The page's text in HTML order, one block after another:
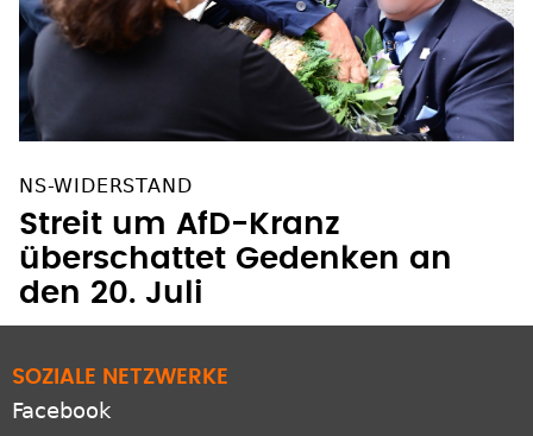
Streit um AfD-Kranz
überschattet Gedenken an
den 20. Juli
Facebook
Instagram